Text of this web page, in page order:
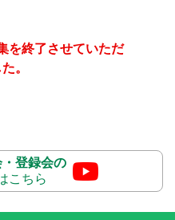
を終了させていただ
。
登録会の
こちら